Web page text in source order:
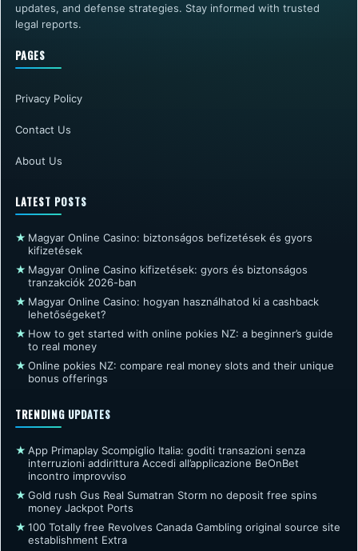
updates, and defense strategies. Stay informed with trusted
legal reports.
PAGES
Privacy Policy
Contact Us
About Us
LATEST POSTS
★ Magyar Online Casino: biztonságos befizetések és gyors
kifizetések
★ Magyar Online Casino kifizetések: gyors és biztonságos
tranzakciók 2026-ban
★ Magyar Online Casino: hogyan használhatod ki a cashback
lehetőségeket?
★ How to get started with online pokies NZ: a beginner’s guide
to real money
★ Online pokies NZ: compare real money slots and their unique
bonus offerings
TRENDING UPDATES
★ App Primaplay Scompiglio Italia: goditi transazioni senza
interruzioni addirittura Accedi all’applicazione BeOnBet
incontro improvviso
★ Gold rush Gus Real Sumatran Storm no deposit free spins
money Jackpot Ports
★ 100 Totally free Revolves Canada Gambling original source site
establishment Extra